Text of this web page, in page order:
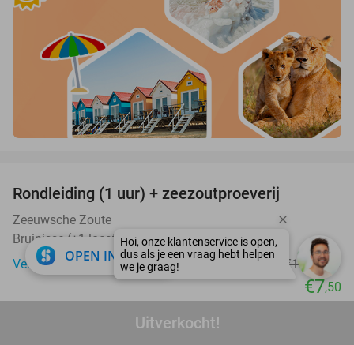
Uitverkocht!
Rondleiding (1 uur) + zeezoutproeverij
Zeeuwsche Zoute
Bruinisse (+1 locatie)
Verkocht: 198
€12 ,50
€7,50
OPEN IN APP close